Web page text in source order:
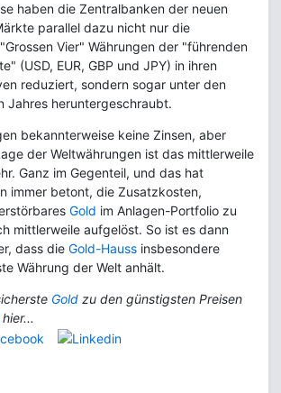
haben die Zentralbanken der neuen
parallel dazu nicht nur die
Vier" Währungen der "führenden
(USD, EUR, GBP und JPY) in ihren
reduziert, sondern sogar unter den
Jahres heruntergeschraubt.
bekannterweise keine Zinsen, aber
der Weltwährungen ist das mittlerweile
Ganz im Gegenteil, und das hat
immer betont, die Zusatzkosten,
Gold im Anlagen-Portfolio zu
mittlerweile aufgelöst. So ist es dann
dass die Gold-Hauss insbesondere
Währung der Welt anhält.
Gold zu den günstigsten Preisen
hier...